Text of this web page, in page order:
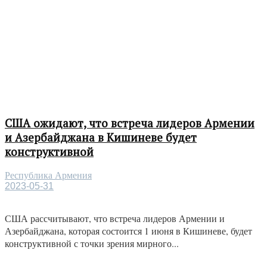
США ожидают, что встреча лидеров Армении
и Азербайджана в Кишиневе будет
конструктивной
Республика Армения
2023-05-31
США рассчитывают, что встреча лидеров Армении и
Азербайджана, которая состоится 1 июня в Кишиневе, будет
конструктивной с точки зрения мирного...